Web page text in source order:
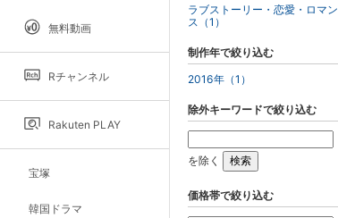
無料動画
Rチャンネル
Rakuten PLAY
宝塚
韓国ドラマ
ラブストーリー・恋愛・ロマン
ス（1）
制作年で絞り込む
2016年（1）
除外キーワードで絞り込む
を除く
価格帯で絞り込む